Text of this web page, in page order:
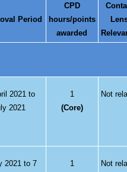
Period
CPD
hours/points
awarded
2021 to
2021
1
(Core)
Not
2021 to 7
1
Not